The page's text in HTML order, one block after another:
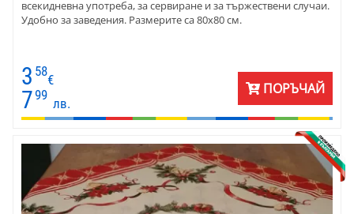
всекидневна употреба, за сервиране и за тържествени случаи.
Удобно за заведения. Размерите са 80х80 см.
3 58
€
799
лв.
ПОРЪЧАЙ